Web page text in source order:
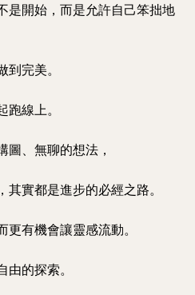
是開始，而是允許自己笨拙地
完美。
線上。
圖、無聊的想法，
實都是進步的必經之路。
有機會讓靈感流動。
的探索。